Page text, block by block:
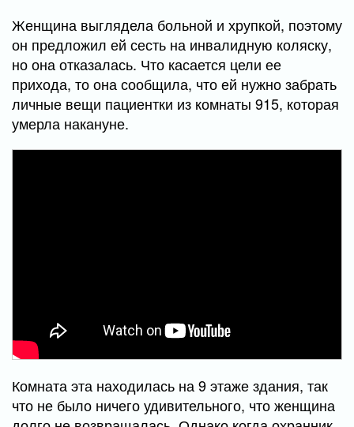
Женщина выглядела больной и хрупкой, поэтому
он предложил ей сесть на инвалидную коляску,
но она отказалась. Что касается цели ее
прихода, то она сообщила, что ей нужно забрать
личные вещи пациентки из комнаты 915, которая
умерла накануне.
Комната эта находилась на 9 этаже здания, так
что не было ничего удивительного, что женщина